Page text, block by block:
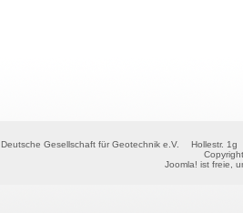
Deutsche Gesellschaft für Geotechnik e.V.
Hollestr. 1g
Joomla! ist freie,